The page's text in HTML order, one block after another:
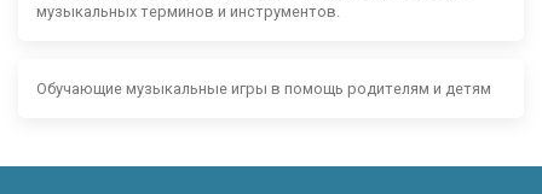
музыкальных терминов и инструментов.
Обучающие музыкальные игры в помощь родителям и детям